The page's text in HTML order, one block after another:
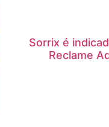
Sorrix é
Reclame